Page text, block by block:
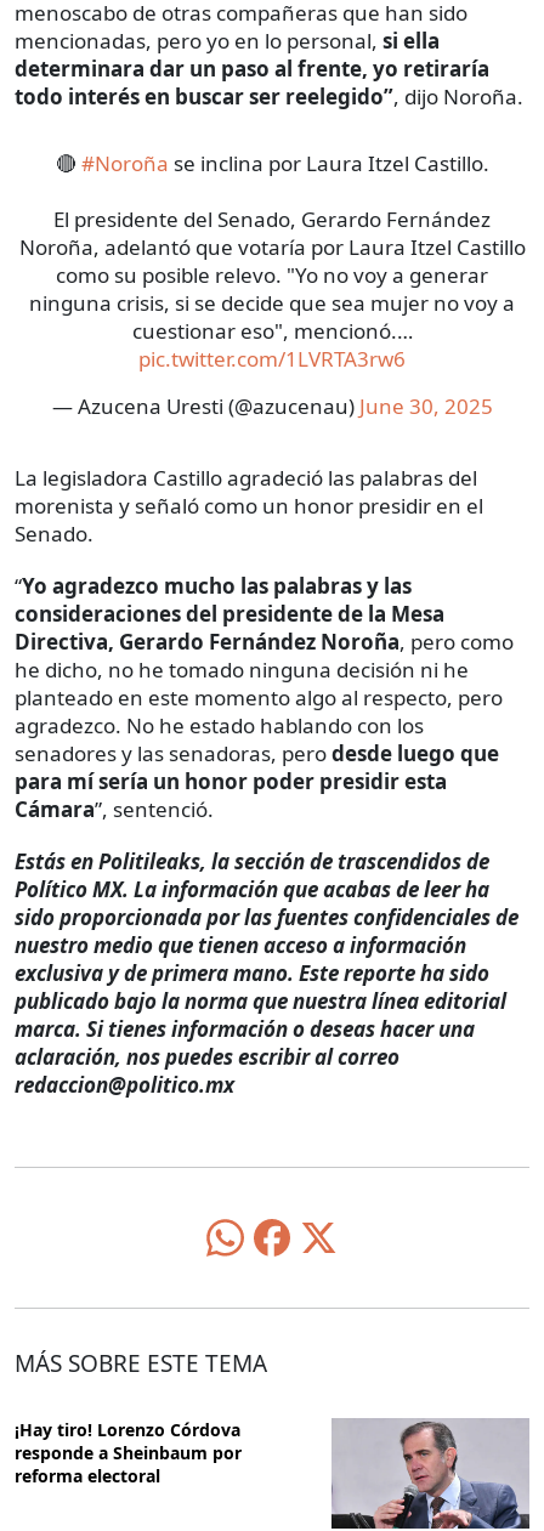
menoscabo de otras compañeras que han sido
mencionadas, pero yo en lo personal, si ella
determinara dar un paso al frente, yo retiraría
todo interés en buscar ser reelegido”, dijo Noroña.
🔴 #Noroña se inclina por Laura Itzel Castillo.
El presidente del Senado, Gerardo Fernández
Noroña, adelantó que votaría por Laura Itzel Castillo
como su posible relevo. "Yo no voy a generar
ninguna crisis, si se decide que sea mujer no voy a
cuestionar eso", mencionó.…
pic.twitter.com/1LVRTA3rw6
— Azucena Uresti (@azucenau) June 30, 2025
La legisladora Castillo agradeció las palabras del
morenista y señaló como un honor presidir en el
Senado.
“Yo agradezco mucho las palabras y las
consideraciones del presidente de la Mesa
Directiva, Gerardo Fernández Noroña, pero como
he dicho, no he tomado ninguna decisión ni he
planteado en este momento algo al respecto, pero
agradezco. No he estado hablando con los
senadores y las senadoras, perodesde luego que
para mí sería un honor poder presidir esta
Cámara”, sentenció.
Estás en Politileaks, la sección de trascendidos de
Político MX. La información que acabas de leer ha
sido proporcionada por las fuentes confidenciales de
nuestro medio que tienen acceso a información
exclusiva y de primera mano. Este reporte ha sido
publicado bajo la norma que nuestra línea editorial
marca. Si tienes información o deseas hacer una
aclaración, nos puedes escribir al correo
redaccion@politico.mx
MÁS SOBRE ESTE TEMA
¡Hay tiro! Lorenzo Córdova
responde a Sheinbaum por
reforma electoral